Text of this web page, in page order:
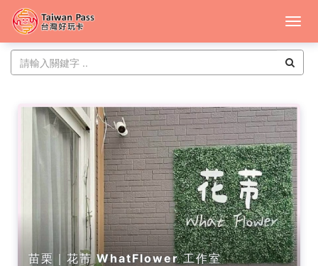
特
約
台
苗栗｜花芾 WhatFlower 工作室